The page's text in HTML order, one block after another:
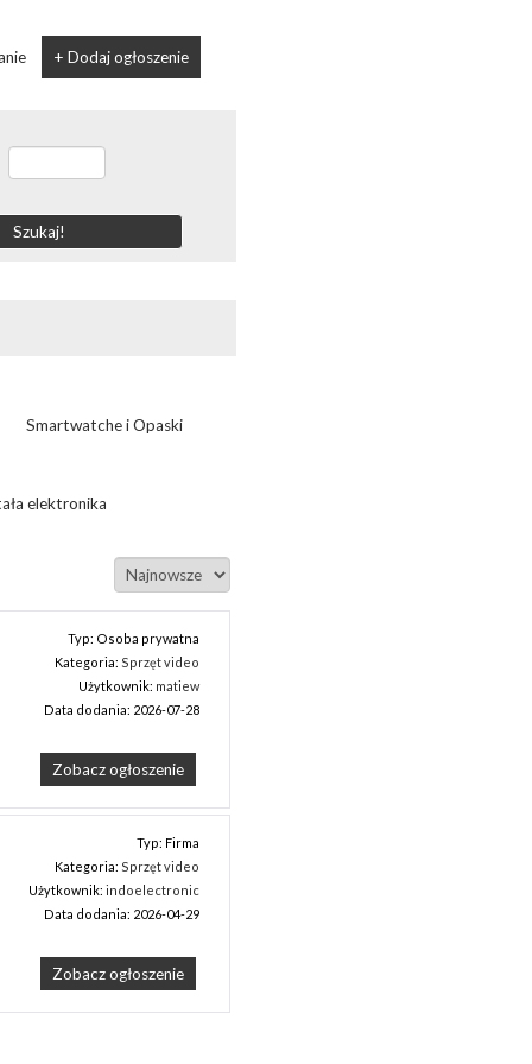
+ Dodaj ogłoszenie
Smartwatche i Opaski
elektronika
Typ: Osoba prywatna
Kategoria: Sprzęt video
Użytkownik: matiew
Data dodania: 2026-07-28
Zobacz ogłoszenie
Typ: Firma
Kategoria: Sprzęt video
Użytkownik:indoelectronic
Data dodania: 2026-04-29
Zobacz ogłoszenie